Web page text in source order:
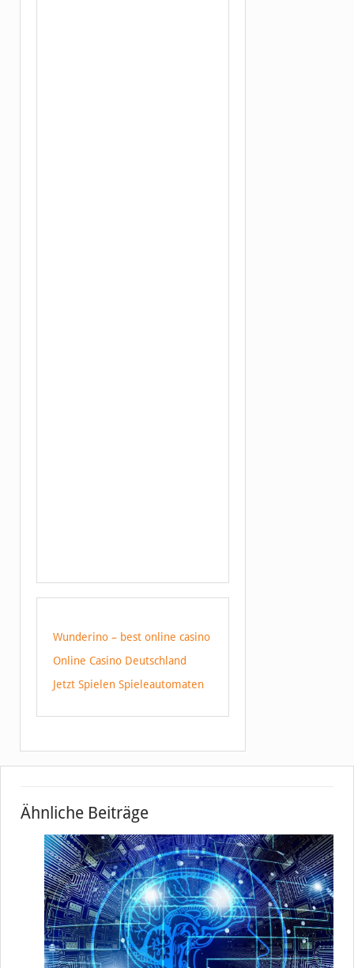
Wunderino – best online casino
Online Casino Deutschland
Jetzt Spielen Spieleautomaten
Ähnliche Beiträge